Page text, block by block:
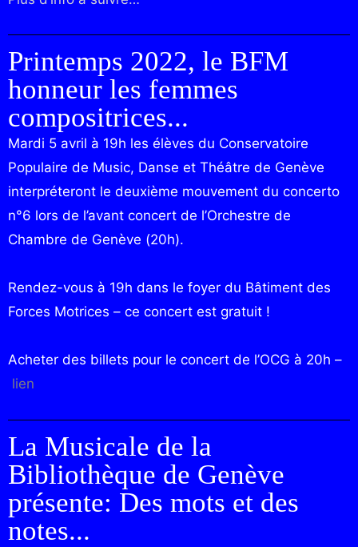
Printemps 2022, le BFM
honneur les femmes
compositrices...
Mardi 5 avril à 19h les élèves du Conservatoire
Populaire de Music, Danse et Théâtre de Genève
interpréteront le deuxième mouvement du concerto
n°6 lors de l’avant concert de l’Orchestre de
Chambre de Genève (20h).
​Rendez-vous à 19h dans le foyer du Bâtiment des
Forces Motrices – ce concert est gratuit !
​Acheter des billets pour le concert de l’OCG à 20h –
lien
La Musicale de la
Bibliothèque de Genève
présente: Des mots et des
notes...